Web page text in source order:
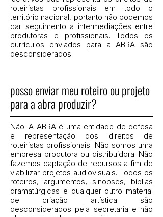
roteiristas profissionais em todo o
território nacional, portanto não podemos
dar seguimento a intermediações entre
produtoras e profissionais. Todos os
currículos enviados para a ABRA são
desconsiderados.
posso enviar meu roteiro ou projeto
para a abra produzir?
Não. A ABRA é uma entidade de defesa
e representação dos direitos de
roteiristas profissionais. Não somos uma
empresa produtora ou distribuidora. Não
fazemos captação de recursos a fim de
viabilizar projetos audiovisuais. Todos os
roteiros, argumentos, sinopses, bíblias
dramatúrgicas e qualquer outro material
de criação artística são
desconsiderados pela secretaria e não